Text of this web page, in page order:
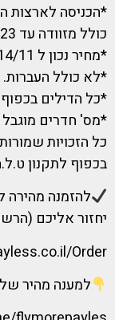
*הכניסה לארצות
כולל מזוודה עד 23 קג לכל אחד!
*מחיר נכון ל 14/11 בשעת הפרסום ועתיד להשתנות.
*לא כולל העברות. כ- 5 קמ
*כל הדילים בכפוף
*מס' חדרים מוגבל
בכפוף לתקנון
להזמנה מהירה
יחזור אליכם
Order
למענה מהיר